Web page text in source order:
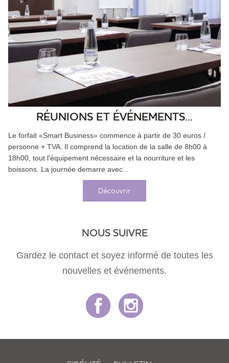
RÉUNIONS ET ÉVÉNEMENTS...
Le forfait «Smart Business» commence à partir de 30 euros /
personne + TVA. Il comprend la location de la salle de 8h00 à
18h00, tout l'équipement nécessaire et la nourriture et les
boissons. La journée demarre avec...
Découvrir
NOUS SUIVRE
Gardez le contact et soyez informé de toutes les
nouvelles et événements.